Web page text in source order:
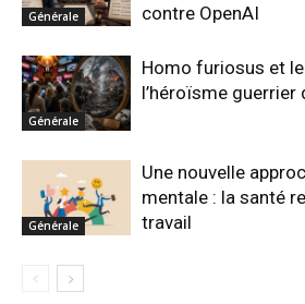
Générale
contre OpenAI
Générale
Homo furiosus et le
l’héroïsme guerrier
Générale
Une nouvelle
mentale : la santé
travail